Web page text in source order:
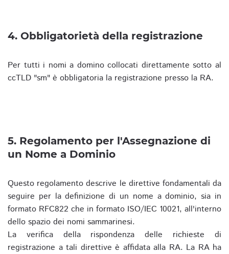
4. Obbligatorietà della registrazione
Per tutti i nomi a domino collocati direttamente sotto al
ccTLD "sm" è obbligatoria la registrazione presso la RA.
5. Regolamento per l'Assegnazione di
un Nome a Dominio
Questo regolamento descrive le direttive fondamentali da
seguire per la definizione di un nome a dominio, sia in
formato RFC822 che in formato ISO/IEC 10021, all'interno
dello spazio dei nomi sammarinesi.
La verifica della rispondenza delle richieste di
registrazione a tali direttive è affidata alla RA. La RA ha